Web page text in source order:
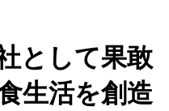
として果敢
生活を創造